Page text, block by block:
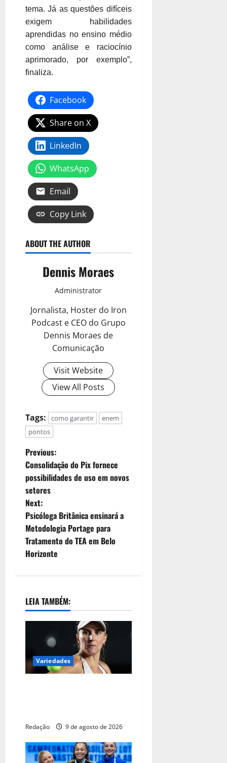
tema. Já as questões difíceis
exigem habilidades
aprendidas no ensino médio
como análise e raciocínio
aprimorado, por exemplo”,
finaliza.
Facebook
Share on X
LinkedIn
WhatsApp
Email
Copy Link
ABOUT THE AUTHOR
Dennis Moraes
Administrator
Jornalista, Hoster do Iron
Podcast e CEO do Grupo
Dennis Moraes de
Comunicação
Visit Website
View All Posts
Tags: como garantir
enem
pontos
Previous:
Consolidação do Pix fornece
possibilidades de uso em novos
setores
Next:
Psicóloga Britânica ensinará a
Metodologia Portage para
Tratamento do TEA em Belo
Horizonte
LEIA TAMBÉM:
Variedades
Redação 9 de agosto de 2026